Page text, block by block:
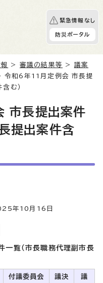
緊急情報なし
防災ポータル
> 審議の結果等 > 議案
令和6年11月定例会 市長提
む）
市長提出案件
提出案件含
年10月16日
覧（市長職務代理副市長
付議委員会
議決
議